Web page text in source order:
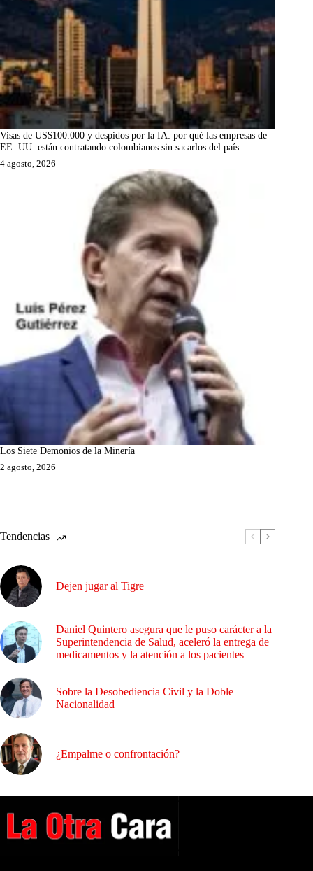
Visas de US$100.000 y despidos por la IA: por qué las empresas de
EE. UU. están contratando colombianos sin sacarlos del país
4 agosto, 2026
Los Siete Demonios de la Minería
2 agosto, 2026
Tendencias
Dejen jugar al Tigre
Daniel Quintero asegura que le puso carácter a la
Superintendencia de Salud, aceleró la entrega de
medicamentos y la atención a los pacientes
Sobre la Desobediencia Civil y la Doble
Nacionalidad
¿Empalme o confrontación?